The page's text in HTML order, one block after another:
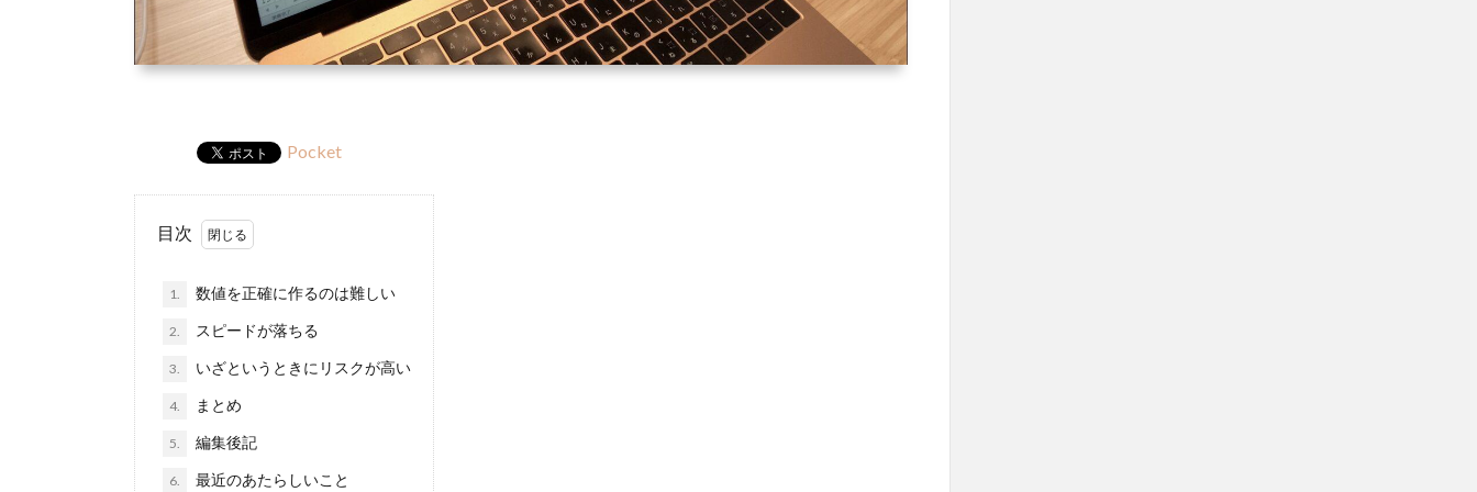
Pocket
目次
1. 数値を正確に作るのは難しい
2. スピードが落ちる
3. いざというときにリスクが高い
4. まとめ
5. 編集後記
6. 最近のあたらしいこと